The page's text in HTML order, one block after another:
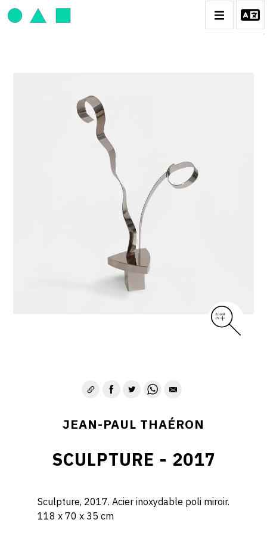
JEAN-PAUL THAÉRON
BIOGRAPHIE
CATALOGUE DES OEUVRES
OBJET / SIGNE
PEINTURE
SCULPTURE
CONTACT
JEAN-PAUL THAÉRON
SCULPTURE - 2017
Sculpture, 2017. Acier inoxydable poli miroir.
118 x 70 x 35 cm